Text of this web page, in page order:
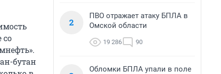
со
бутан
2
ПВО отражает атаку БПЛА в
Омской области
19 286 90
Обломки БПЛА упали в поле